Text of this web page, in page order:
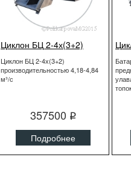
Циклон БЦ 2-4х(3+2)
Циклон БЦ 2-4х(3+2)
производительностью 4,18-4,84
м³/с
357500 q
Подробнее